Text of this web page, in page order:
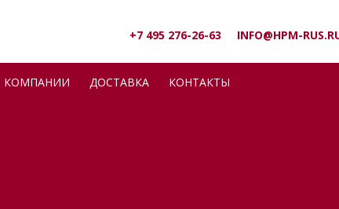
+7 495 276-26-63 INFO@HPM-
КОМПАНИИ ДОСТАВКА КОНТАКТЫ